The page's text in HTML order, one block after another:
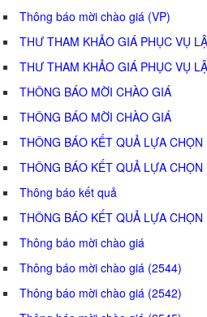
Thông báo mời chào giá (VP)
THƯ THAM KHẢO GIÁ PHỤC VỤ
THƯ THAM KHẢO GIÁ PHỤC VỤ
THÔNG BÁO MỜI CHÀO GIÁ
THÔNG BÁO MỜI CHÀO GIÁ
THÔNG BÁO KẾT QUẢ LỰA CHỌN
THÔNG BÁO KẾT QUẢ LỰA
Thông báo kết quả
THÔNG BÁO KẾT QUẢ LỰA CHỌN
Thông báo mời chào giá
Thông báo mời chào giá (2544)
Thông báo mời chào giá (2542)